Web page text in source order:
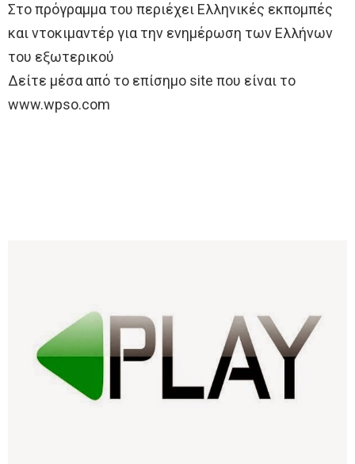
Στο πρόγραμμα του περιέχει Ελληνικές εκπομπές
και ντοκιμαντέρ για την ενημέρωση των Ελλήνων
του εξωτερικού
Δείτε μέσα από το επίσημο site που είναι το
www.wpso.com